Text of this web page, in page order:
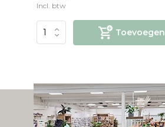
Incl. btw
Toevoegen